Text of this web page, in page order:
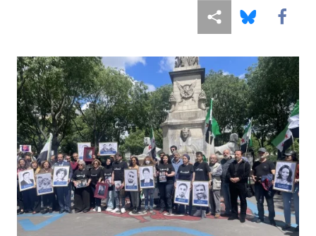
Share this via Facebook
Share this via Bluesky
Share this via مشاركة